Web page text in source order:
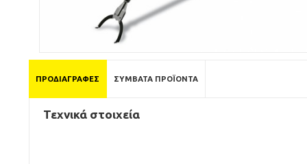
ΠΡΟΔΙΑΓΡΑΦΈΣ ΣΥΜΒΑΤΆ ΠΡΟΪΌΝΤΑ
Τεχνικά στοιχεία